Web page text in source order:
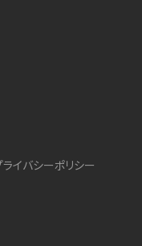
ライバシーポリシー